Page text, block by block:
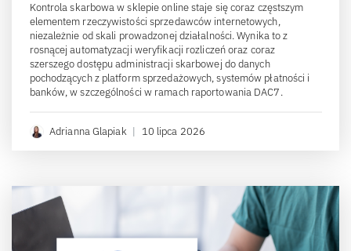
Kontrola skarbowa w sklepie online staje się coraz częstszym
elementem rzeczywistości sprzedawców internetowych,
niezależnie od skali prowadzonej działalności. Wynika to z
rosnącej automatyzacji weryfikacji rozliczeń oraz coraz
szerszego dostępu administracji skarbowej do danych
pochodzących z platform sprzedażowych, systemów płatności i
banków, w szczególności w ramach raportowania DAC7.
Adrianna Glapiak | 10 lipca 2026